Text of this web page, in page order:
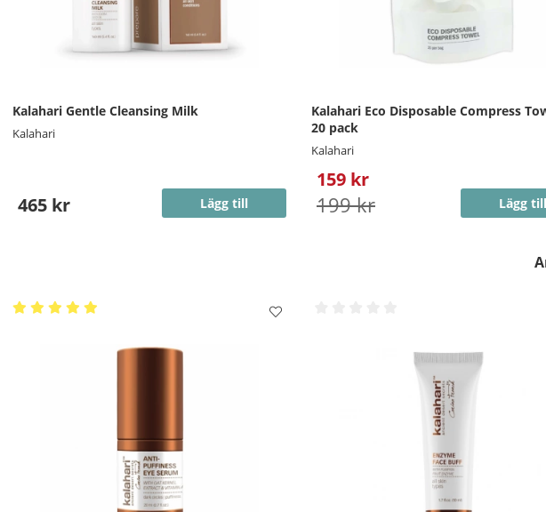
Kalahari Gentle Cleansing Milk
Kalahari
465 kr Lägg till
Kalahari Eco Disposable Compress
20 pack
Kalahari
159 kr
199 kr Lägg till